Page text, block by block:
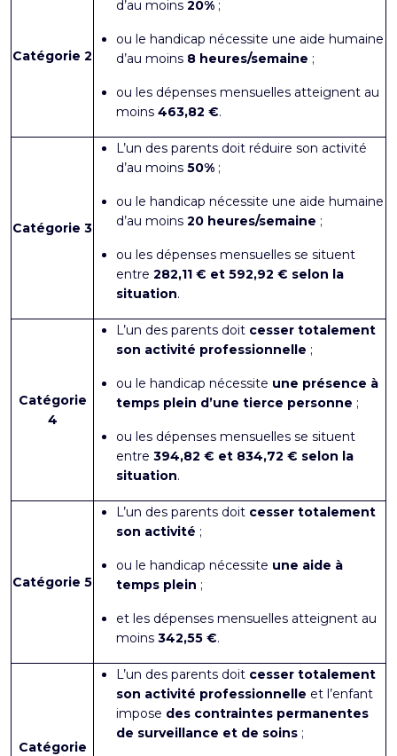
Catégorie 2
d’au moins 20% ;
ou le handicap nécessite une aide humaine
d’au moins 8 heures/semaine ;
ou les dépenses mensuelles atteignent au
moins 463,82 €.
Catégorie 3
L’un des parents doit réduire son activité
d’au moins 50% ;
ou le handicap nécessite une aide humaine
d’au moins 20 heures/semaine ;
ou les dépenses mensuelles se situent
entre 282,11 € et 592,92 € selon la
situation.
Catégorie
4
L’un des parents doit cesser totalement
son activité professionnelle ;
ou le handicap nécessite une présence à
temps plein d’une tierce personne ;
ou les dépenses mensuelles se situent
entre 394,82 € et 834,72 € selon la
situation.
Catégorie 5
L’un des parents doit cesser totalement
son activité ;
ou le handicap nécessite une aide à
temps plein ;
et les dépenses mensuelles atteignent au
moins 342,55 €.
Catégorie
L’un des parents doit cesser totalement
son activité professionnelle et l’enfant
impose des contraintes permanentes
de surveillance et de soins ;